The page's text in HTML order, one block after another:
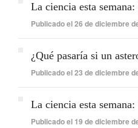
La ciencia esta
Publicado el 26 de diciembre
¿Qué pasaría si un
Publicado el 23 de diciembre
La ciencia esta
Publicado el 19 de diciembre